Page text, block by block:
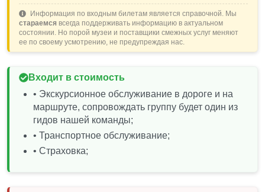
является светомузыкальное шоу «Олимпийского
фонтана» каждый день недели новая программа*.
◈ Возвращение в Лазаревское;
Высадка производится на тех же остановках, на
Информация по входным билетам является справочной. Мы
стараемся всегда поддерживать информацию в актуальном
состоянии. Но порой музеи и поставщики смежных услуг меняют
ее по своему усмотрению, не предупреждая нас.
Входит в стоимость
• Экскурсионное обслуживание в дороге и на
маршруте, сопровождать группу будет один из
гидов нашей команды;
• Транспортное обслуживание;
• Страховка;